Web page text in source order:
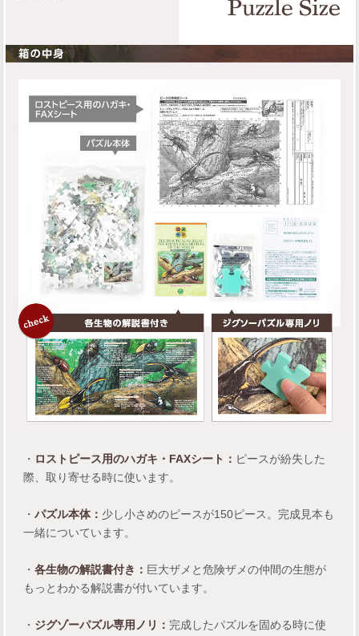
・ ロストピース用のハガキ・FAXシート： ピースが紛失した
際、取り寄せる時に使います。
・ パズル本体： 少し小さめのピースが150ピース。完成見本も
一緒についています。
・ 各生物の解説書付き： 巨大ザメと危険ザメの仲間の生態が
もっとわかる解説書が付いています。
・ ジグゾーパズル専用ノリ： 完成したパズルを固める時に使